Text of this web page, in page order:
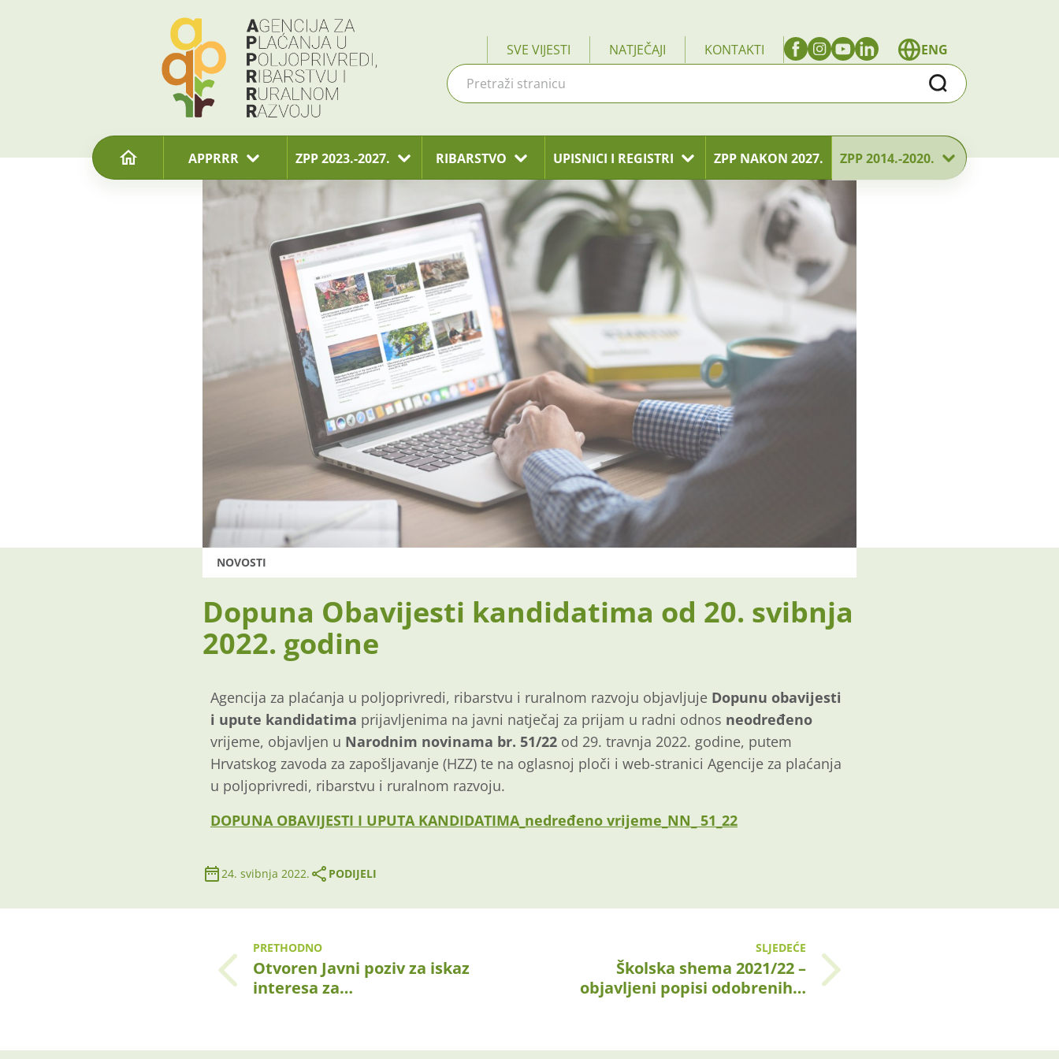
SVE VIJESTI NATJEČAJI KONTAKTI
ENG
Traži
APPRRR ZPP 2023.-2027. RIBARSTVO UPISNICI I REGISTRI ZPP NAKON 2027. ZPP 2014.-2020.
NOVOSTI
Dopuna Obavijesti kandidatima od 20. svibnja
2022. godine
Agencija za plaćanja u poljoprivredi, ribarstvu i ruralnom razvoju objavljuje Dopunu obavijesti
i upute kandidatima prijavljenima na javni natječaj za prijam u radni odnos neodređeno
vrijeme, objavljen u Narodnim novinama br. 51/22 od 29. travnja 2022. godine, putem
Hrvatskog zavoda za zapošljavanje (HZZ) te na oglasnoj ploči i web-stranici Agencije za plaćanja
u poljoprivredi, ribarstvu i ruralnom razvoju.
DOPUNA OBAVIJESTI I UPUTA KANDIDATIMA_nedređeno vrijeme_NN_ 51_22
24. svibnja 2022. PODIJELI
PRETHODNO
Otvoren Javni poziv za iskaz
interesa za…
SLJEDEĆE
Školska shema 2021/22 –
objavljeni popisi odobrenih…